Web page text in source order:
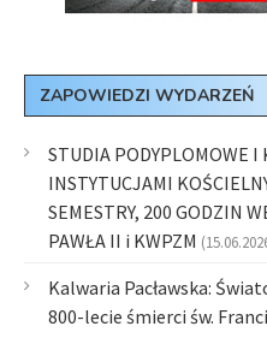
ZAPOWIEDZI WYDARZEŃ
STUDIA PODYPLOMOWE I
INSTYTUCJAMI
SEMESTRY, 200 GODZIN
PAWŁA II i KWPZM
Kalwaria Pacławska:
800-lecie śmierci św.